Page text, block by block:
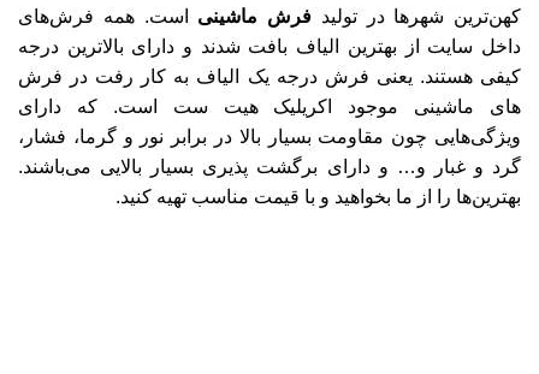
کهن‌ترین شهرها در تولید فرش ماشینی است. همه فرش‌های
داخل سایت از بهترین الیاف بافت شدند و دارای بالاترین درجه
کیفی هستند. یعنی فرش درجه یک الیاف به کار رفت در فرش
های ماشینی موجود اکریلیک هیت ست است. که دارای
ویژگی‌هایی چون مقاومت بسیار بالا در برابر نور و گرما، فشار،
گرد و غبار و… و دارای برگشت پذیری بسیار بالایی می‌باشند.
بهترین‌ها را از ما بخواهید و با قیمت مناسب تهیه کنید.